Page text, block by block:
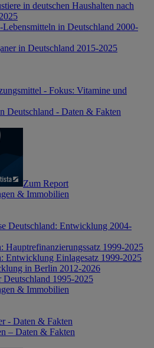
in deutschen Haushalten nach
in Deutschland 2000-
in Deutschland 2015-2025
- Fokus: Vitamine und
Deutschland - Daten & Fakten
Zum Report
& Immobilien
Deutschland: Entwicklung 2004-
Hauptrefinanzierungssatz 1999-2025
Entwicklung Einlagesatz 1999-2025
in Berlin 2012-2026
1995-2025
& Immobilien
- Daten & Fakten
– Daten & Fakten